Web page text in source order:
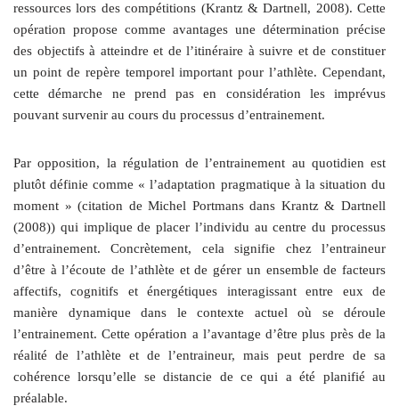
ressources lors des compétitions (Krantz & Dartnell, 2008). Cette
opération propose comme avantages une détermination précise
des objectifs à atteindre et de l’itinéraire à suivre et de constituer
un point de repère temporel important pour l’athlète. Cependant,
cette démarche ne prend pas en considération les imprévus
pouvant survenir au cours du processus d’entrainement.
Par opposition, la régulation de l’entrainement au quotidien est
plutôt définie comme « l’adaptation pragmatique à la situation du
moment » (citation de Michel Portmans dans Krantz & Dartnell
(2008)) qui implique de placer l’individu au centre du processus
d’entrainement. Concrètement, cela signifie chez l’entraineur
d’être à l’écoute de l’athlète et de gérer un ensemble de facteurs
affectifs, cognitifs et énergétiques interagissant entre eux de
manière dynamique dans le contexte actuel où se déroule
l’entrainement. Cette opération a l’avantage d’être plus près de la
réalité de l’athlète et de l’entraineur, mais peut perdre de sa
cohérence lorsqu’elle se distancie de ce qui a été planifié au
préalable.